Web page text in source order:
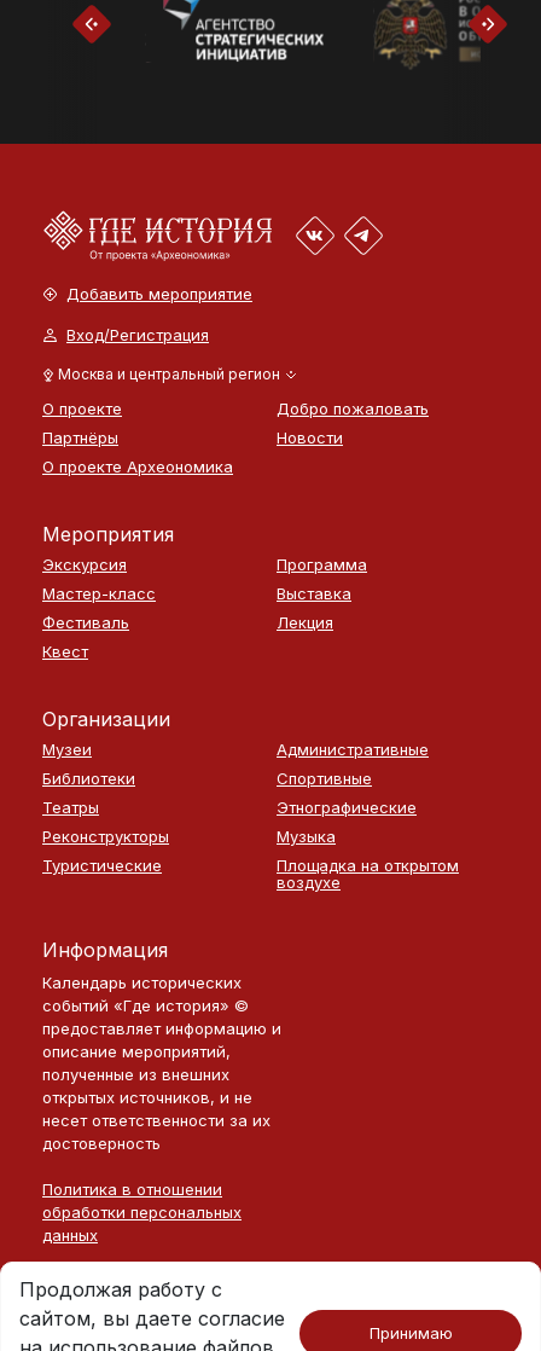
Добавить мероприятие
Вход/Регистрация
Москва и центральный регион
О проекте
Добро пожаловать
Партнёры
Новости
О проекте Археономика
Мероприятия
Экскурсия
Программа
Мастер-класс
Выставка
Фестиваль
Лекция
Квест
Организации
Музеи
Административные
Библиотеки
Спортивные
Театры
Этнографические
Реконструкторы
Музыка
Туристические
Площадка на открытом
воздухе
Информация
Календарь исторических
событий «Где история» ©
предоставляет информацию и
описание мероприятий,
полученные из внешних
открытых источников, и не
несет ответственности за их
достоверность
Политика в отношении
обработки персональных
данных
Продолжая работу с
сайтом, вы даете согласие
Принимаю